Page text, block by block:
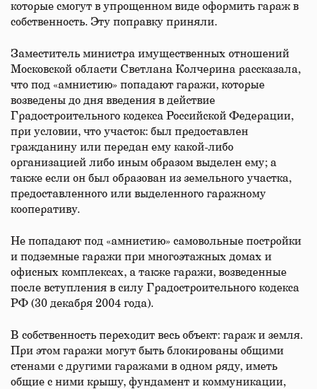
которые смогут в упрощенном виде оформить гараж в
собственность. Эту поправку приняли.
Заместитель министра имущественных отношений
Московской области Светлана Колчерина рассказала,
что под «амнистию» попадают гаражи, которые
возведены до дня введения в действие
Градостроительного кодекса Российской Федерации,
при условии, что участок: был предоставлен
гражданину или передан ему какой-либо
организацией либо иным образом выделен ему; а
также если он был образован из земельного участка,
предоставленного или выделенного гаражному
кооперативу.
Не попадают под «амнистию» самовольные постройки
и подземные гаражи при многоэтажных домах и
офисных комплексах, а также гаражи, возведенные
после вступления в силу Градостроительного кодекса
РФ (30 декабря 2004 года).
В собственность переходит весь объект: гараж и земля.
При этом гаражи могут быть блокированы общими
стенами с другими гаражами в одном ряду, иметь
общие с ними крышу, фундамент и коммуникации,